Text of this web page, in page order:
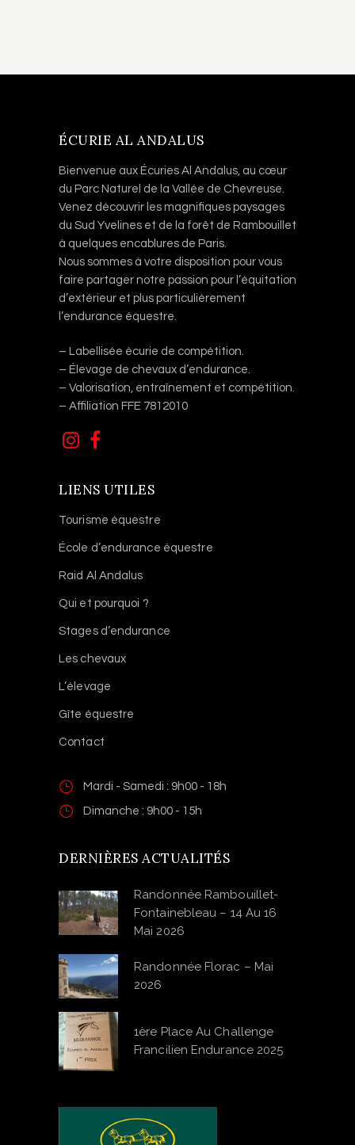
ÉCURIE AL ANDALUS
Bienvenue aux Écuries Al Andalus, au cœur
du Parc Naturel de la Vallée de Chevreuse.
Venez découvrir les magnifiques paysages
du Sud Yvelines et de la forêt de Rambouillet
à quelques encablures de Paris.
Nous sommes à votre disposition pour vous
faire partager notre passion pour l’équitation
d’extérieur et plus particulièrement
l’endurance équestre.
– Labellisée écurie de compétition.
– Élevage de chevaux d’endurance.
– Valorisation, entraînement et compétition.
– Affiliation FFE 7812010
LIENS UTILES
Tourisme équestre
École d’endurance équestre
Raid Al Andalus
Qui et pourquoi ?
Stages d’endurance
Les chevaux
L’élevage
Gîte équestre
Contact
Mardi - Samedi : 9h00 - 18h
Dimanche : 9h00 - 15h
DERNIÈRES ACTUALITÉS
Randonnée Rambouillet-
Fontainebleau – 14 Au 16
Mai 2026
Randonnée Florac – Mai
2026
1ère Place Au Challenge
Francilien Endurance 2025